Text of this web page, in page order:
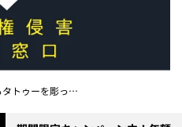
海斗（28）変貌のきっかけ《ある女性との別れが》